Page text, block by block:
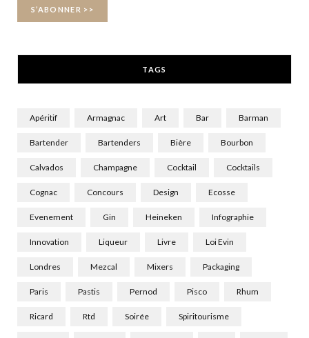
TAGS
Apéritif Armagnac Art Bar Barman
Bartender Bartenders Bière Bourbon
Calvados Champagne Cocktail Cocktails
Cognac Concours Design Ecosse
Evenement Gin Heineken Infographie
Innovation Liqueur Livre Loi Evin
Londres Mezcal Mixers Packaging
Paris Pastis Pernod Pisco Rhum
Ricard Rtd Soirée Spiritourisme